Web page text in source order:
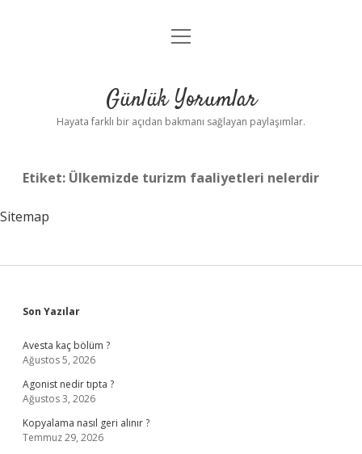
Anasayfa
Yasal Uyarı
menüyü
Günlük Yorumlar
Hayata farklı bir açıdan bakmanı sağlayan paylaşımlar.
Etiket: Ülkemizde turizm faaliyetleri nelerdir
Sitemap
Sidebar
Son Yazılar
Avesta kaç bölüm ?
Ağustos 5, 2026
Agonist nedir tıpta ?
Ağustos 3, 2026
Kopyalama nasıl geri alınır ?
Temmuz 29, 2026